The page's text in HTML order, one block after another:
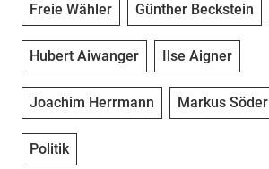
Freie Wähler Günther Beckstein
Hubert Aiwanger Ilse Aigner
Joachim Herrmann Markus Söder
Politik